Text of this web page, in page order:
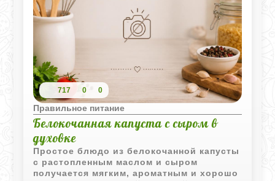
717 0 0
Правильное питание
Белокочанная капуста с сыром в
духовке
Простое блюдо из белокочанной капусты
с растопленным маслом и сыром
получается мягким, ароматным и хорошо